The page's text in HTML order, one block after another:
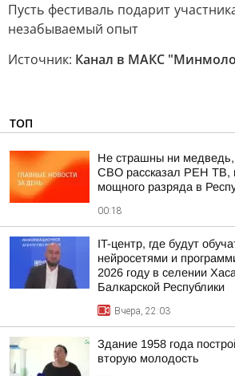
Пусть фестиваль подарит
незабываемый опыт
Источник: Канал в МАКС
ТОП
Не страшны ни медведь,
СВО рассказал РЕН ТВ,
мощного разряда в
00:18
IT-центр, где будут
нейросетями и
2026 году в селении
Балкарской Республики
Вчера, 22:03
Здание 1958 года
вторую молодость